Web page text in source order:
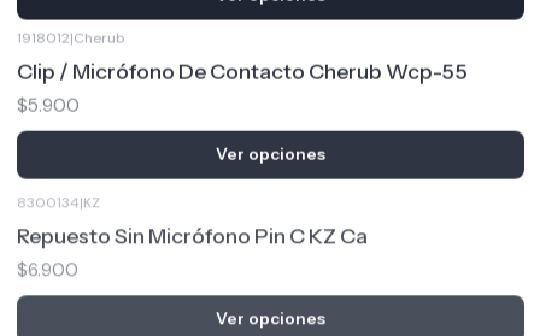
1918012|Cherub
Clip / Micrófono De Contacto Cherub Wcp-55
$5.900
8300134
Repuesto Sin Micrófono Pin C KZ Ca
$6.900